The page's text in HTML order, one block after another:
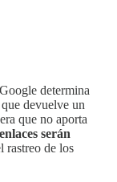
determina
devuelve un
que no aporta
serán
rastreo de los